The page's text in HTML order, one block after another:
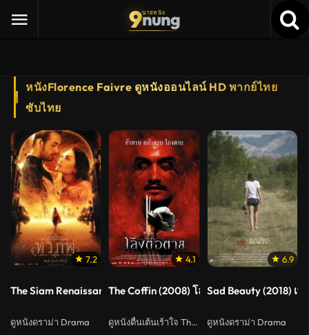
9นายหนัง
nung
หนังFlorence Faivre ดูหนังออนไลน์ HD พากย์ไทย
ซับไทย
7.2
The Siam Renaissance (2004) ทวิภพ
ดูหนังดราม่า Drama
4.1
The Coffin (2008) โลงต่อตาย
ดูหนังตื่นเต้นเร้าใจ Thriller
6.9
Sad Beauty (2018) เ
ดูหนังดราม่า Drama